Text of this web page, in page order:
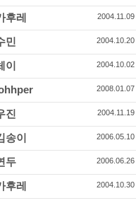
후레 2004.11.09
민 2004.10.20
이 2004.10.02
2008.01.07
진 2004.11.19
송이 2006.05.10
두 2006.06.26
후레 2004.10.30